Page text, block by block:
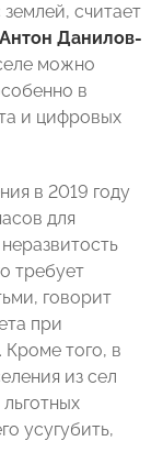
считает
Антон Данилов-
можно
в
и цифровых
в 2019 году
для
требует
говорит
при
. Кроме того, в
из сел
усугубить,